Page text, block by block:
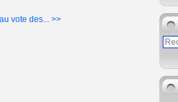
vote des... >>